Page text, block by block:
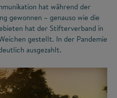
hat während der
gewonnen – genauso wie die
hat der Stifterverband in
gestellt. In der Pandemie
ausgezahlt.